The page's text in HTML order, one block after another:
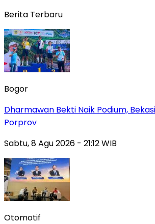
Berita Terbaru
Bogor
Dharmawan Bekti Naik Podium,
Porprov
Sabtu, 8 Agu 2026 - 21:12 WIB
Otomotif